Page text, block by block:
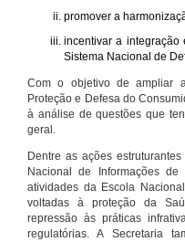
promover a
incentivar a
Sistema Nacional de
Com o objetivo de ampliar
Proteção e Defesa do
à análise de questões que
geral.
Dentre as ações
Nacional de Informações
atividades da Escola
voltadas à proteção da
repressão às práticas
regulatórias. A Secretaria